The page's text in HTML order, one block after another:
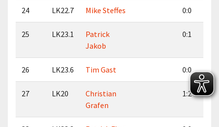
24 LK22.7 Mike Steffes 0:0
25 LK23.1
Patrick
Jakob
0:1
26 LK23.6 Tim Gast 0:0
27 LK20
Christian
Grafen
1:2